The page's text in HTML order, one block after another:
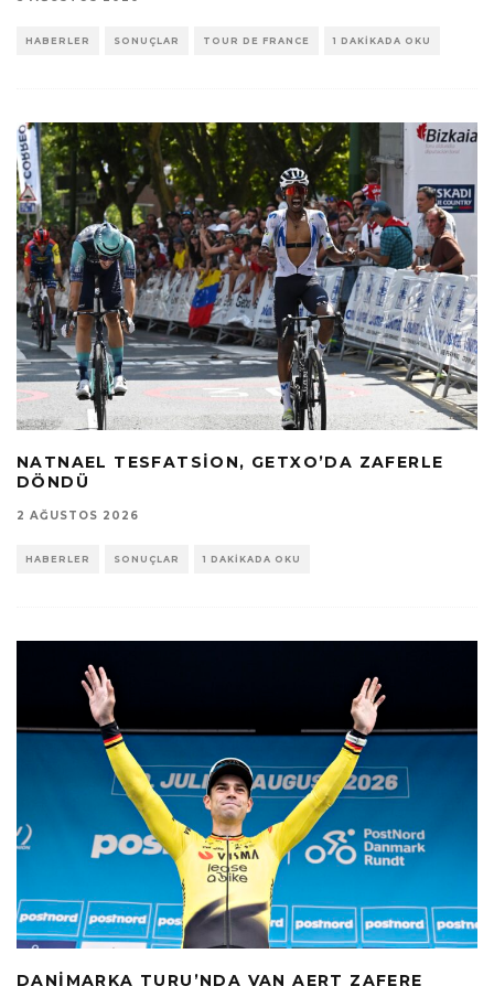
HABERLER SONUÇLAR TOUR DE FRANCE 1 DAKIKADA OKU
NATNAEL TESFATSION, GETXO’DA ZAFERLE
DÖNDÜ
2 AĞUSTOS 2026
HABERLER SONUÇLAR 1 DAKIKADA OKU
DANIMARKA TURU’NDA VAN AERT ZAFERE